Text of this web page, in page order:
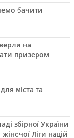
бачити
на
призером
міста та
збірної України
Ліги націй